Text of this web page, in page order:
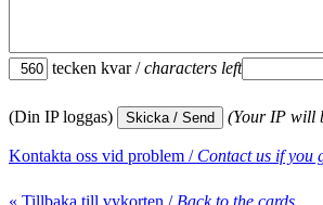
tecken kvar /characters left
(Din IP loggas) (Your IP will
Kontakta oss vid problem / Contact us if you
« Tillbaka till vykorten / Back to the cards